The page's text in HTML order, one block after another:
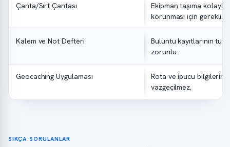
Çanta/Sırt Çantası
Ekipman taşıma
korunması için gerekli.
Kalem ve Not Defteri
Buluntu kayıtlarının
zorunlu.
Geocaching Uygulaması
Rota ve ipucu bilgilerini
vazgeçilmez.
SIKÇA SORULANLAR